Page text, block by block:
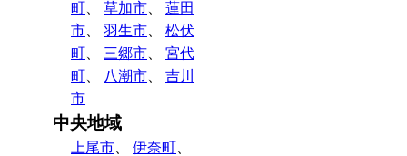
町 、草加市 、蓮田
市 、羽生市 、松伏
町
三郷市 、宮代
町
八潮市 、吉川
市
中央地域
上尾市 、伊奈町